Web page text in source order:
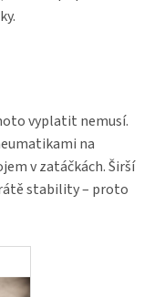
vyplatit nemusí.
na
v zatáčkách. Širší
stability – proto